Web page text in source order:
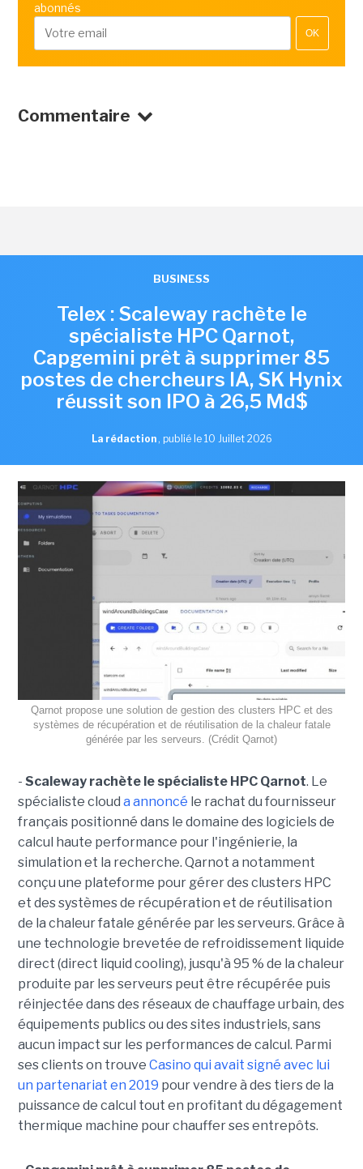
abonnés
OK
Commentaire
BUSINESS
Telex : Scaleway rachète le
spécialiste HPC Qarnot,
Capgemini prêt à supprimer 85
postes de chercheurs IA, SK Hynix
réussit son IPO à 26,5 Md$
La rédaction , publié le 10 Juillet 2026
Qarnot propose une solution de gestion des clusters HPC et des
systèmes de récupération et de réutilisation de la chaleur fatale
générée par les serveurs. (Crédit Qarnot)
- Scaleway rachète le spécialiste HPC Qarnot. Le
spécialiste cloud a annoncé le rachat du fournisseur
français positionné dans le domaine des logiciels de
calcul haute performance pour l'ingénierie, la
simulation et la recherche. Qarnot a notamment
conçu une plateforme pour gérer des clusters HPC
et des systèmes de récupération et de réutilisation
de la chaleur fatale générée par les serveurs. Grâce à
une technologie brevetée de refroidissement liquide
direct (direct liquid cooling), jusqu'à 95 % de la chaleur
produite par les serveurs peut être récupérée puis
réinjectée dans des réseaux de chauffage urbain, des
équipements publics ou des sites industriels, sans
aucun impact sur les performances de calcul. Parmi
ses clients on trouve Casino qui avait signé avec lui
un partenariat en 2019 pour vendre à des tiers de la
puissance de calcul tout en profitant du dégagement
thermique machine pour chauffer ses entrepôts.